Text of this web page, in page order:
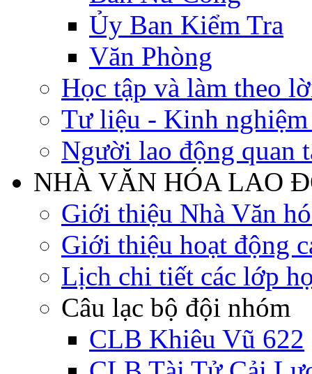
Ủy Ban Kiểm Tra
Văn Phòng
Học tập và làm theo
Tư liệu - Kinh
Người lao động quan
NHÀ VĂN HÓA LAO
Giới thiệu Nhà Văn
Giới thiệu hoạt động
Lịch chi tiết các lớp
Câu lạc bộ đội nhóm
CLB Khiêu Vũ 622